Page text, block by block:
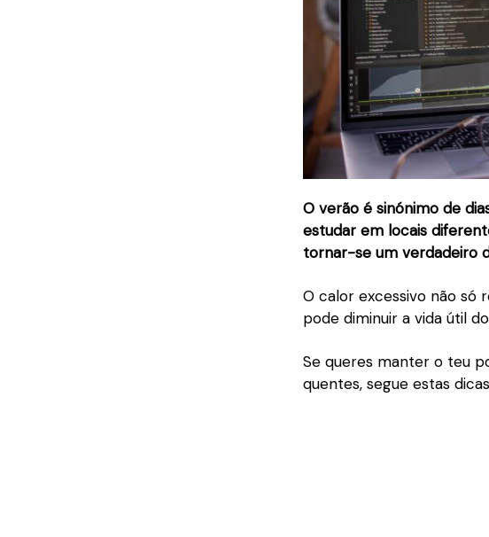
O verão é sinónimo de
estudar em locais
tornar-se um verdadeiro
O calor excessivo não só
pode diminuir a vida útil
Se queres manter o teu
quentes, segue estas